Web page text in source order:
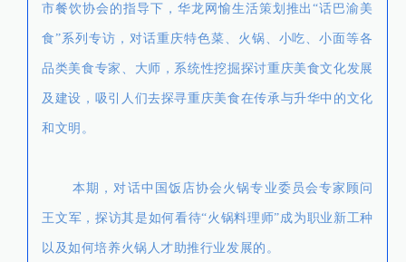
市餐饮协会的指导下，华龙网愉生活策划推出“话巴渝美
食”系列专访，对话重庆特色菜、火锅、小吃、小面等各
品类美食专家、大师，系统性挖掘探讨重庆美食文化发展
及建设，吸引人们去探寻重庆美食在传承与升华中的文化
和文明。
本期，对话中国饭店协会火锅专业委员会专家顾问
王文军，探访其是如何看待“火锅料理师”成为职业新工种
以及如何培养火锅人才助推行业发展的。